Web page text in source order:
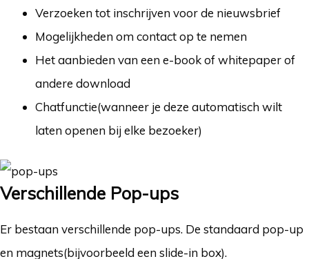
Verzoeken tot inschrijven voor de nieuwsbrief
Mogelijkheden om contact op te nemen
Het aanbieden van een e-book of whitepaper of
andere download
Chatfunctie(wanneer je deze automatisch wilt
laten openen bij elke bezoeker)
Verschillende Pop-ups
Er bestaan verschillende pop-ups. De standaard pop-up
en magnets(bijvoorbeeld een slide-in box).